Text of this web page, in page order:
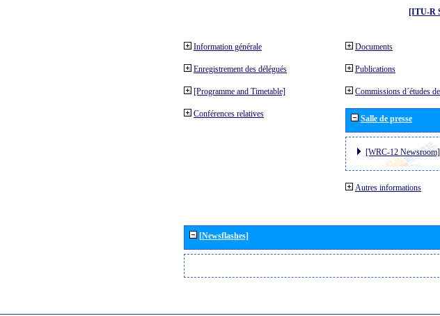
[ITU-R
Information générale
Enregistrement des délégués
[Programme and Timetable]
Conférences relatives
Documents
Publications
Commissions d´études
Salle de presse
[WRC-12 Newsroom]
Autres informations
[Newsflashes]